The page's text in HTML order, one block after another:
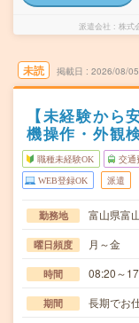
派遣会社 株式
未読 掲載日 2026/08/05
【未経験から
機操作・外観
職種未経験OK 交通
WEB登録OK 派遣
勤務地 富山県富
曜日頻度 月～金
時間 08:20～
期間 長期でお